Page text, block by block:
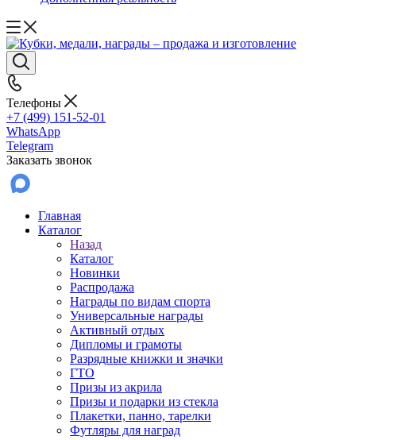
Телефоны
+7 (499) 151-52-01
WhatsApp
Telegram
Заказать звонок
Главная
Каталог
Назад
Каталог
Новинки
Распродажа
Награды по видам спорта
Универсальные награды
Активный отдых
Дипломы и грамоты
Разрядные книжки и значки
ГТО
Призы из акрила
Призы и подарки из стекла
Плакетки, панно, тарелки
Футляры для наград